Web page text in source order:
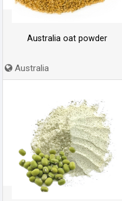
Australia oat powder
Australia